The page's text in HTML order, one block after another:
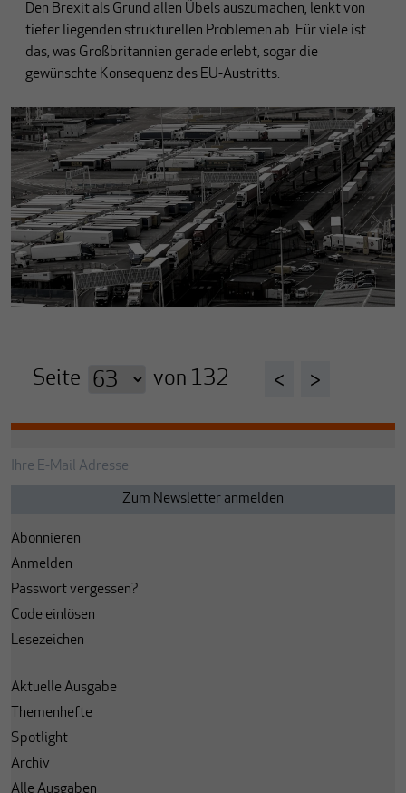
Den Brexit als Grund allen Übels auszumachen, lenkt von
tiefer liegenden strukturellen Problemen ab. Für viele ist
das, was Großbritannien gerade erlebt, sogar die
gewünschte Konsequenz des EU-Austritts.
Seite von 132 < >
Abonnieren
Anmelden
Passwort vergessen?
Code einlösen
Lesezeichen
Aktuelle Ausgabe
Themenhefte
Spotlight
Archiv
Alle Ausgaben